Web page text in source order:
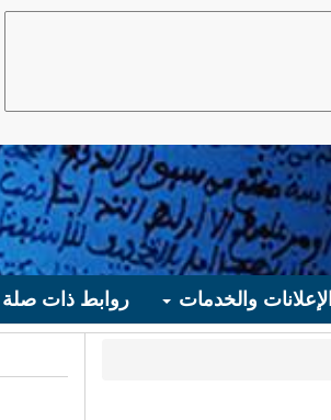
الإعلانات والخدمات روابط ذات صلة